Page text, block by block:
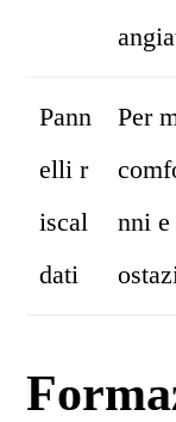
Pann
elli r
iscal
dati
Per
nni